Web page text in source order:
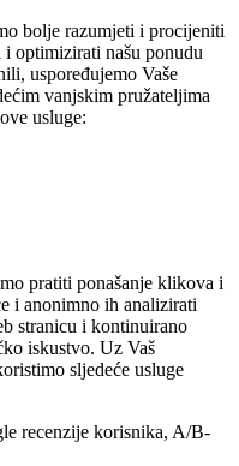
bolje razumjeti i procijeniti
i optimizirati našu ponudu
uspoređujemo Vaše
vanjskim pružateljima
usluge:
pratiti ponašanje klikova i
i anonimno ih analizirati
stranicu i kontinuirano
iskustvo. Uz Vaš
sljedeće usluge
recenzije korisnika, A/B-